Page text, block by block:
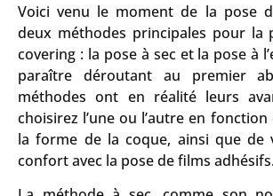
Voici venu le moment de la pose
deux méthodes principales pour la
covering : la pose à sec et la pose à
paraître déroutant au premier
méthodes ont en réalité leurs
choisirez l’une ou l’autre en
la forme de la coque, ainsi que de
confort avec la pose de films